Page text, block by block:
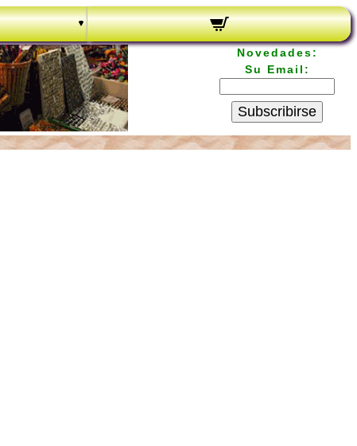
Novedades:
Su Email:
Subscribirse